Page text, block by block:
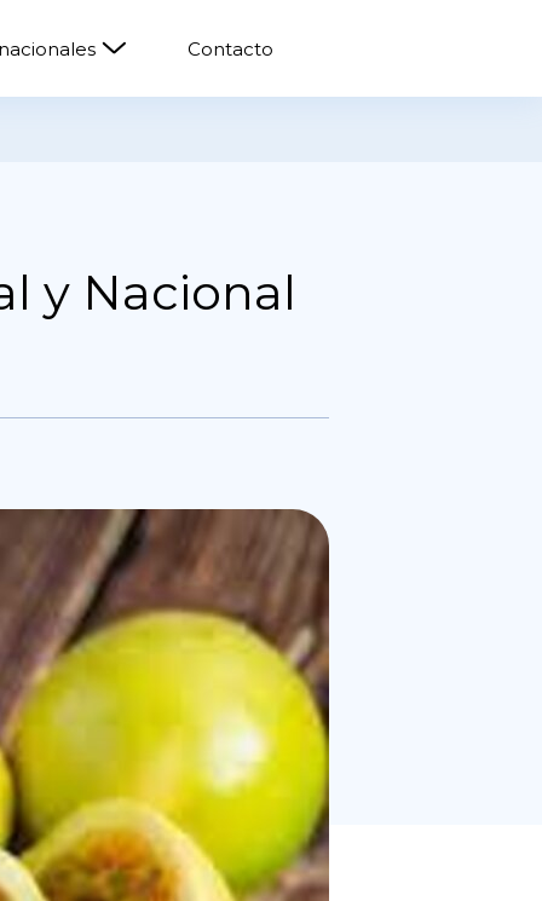
Contacto
y Nacional